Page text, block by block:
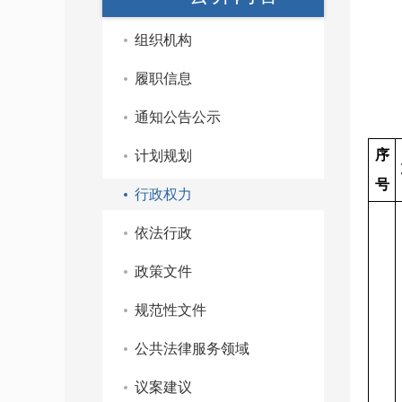
组织机构
履职信息
通知公告公示
计划规划
行政权力
依法行政
政策文件
规范性文件
公共法律服务领域
议案建议
序
号